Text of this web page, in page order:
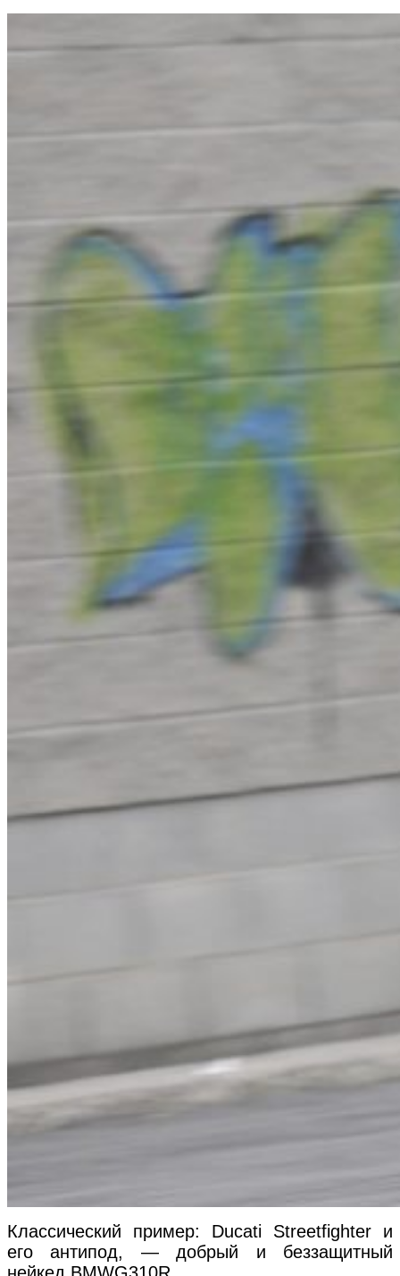
Классический пример: Ducati Streetfighter и
его антипод, — добрый и беззащитный